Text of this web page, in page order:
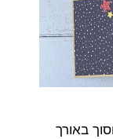
קבוצות, לחסוך באורך